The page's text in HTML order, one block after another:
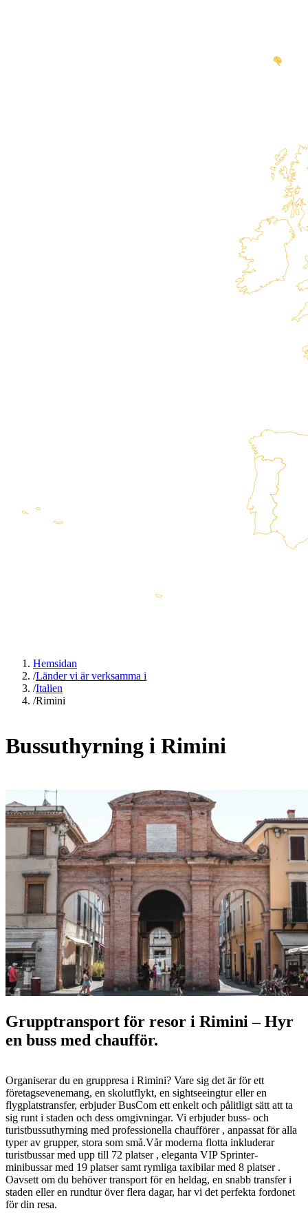
Hemsidan
/Länder vi är verksamma i
/Italien
/Rimini
Bussuthyrning i Rimini
Grupptransport för resor i Rimini – Hyr
en buss med chaufför.
Organiserar du en gruppresa i Rimini? Vare sig det är för ett
företagsevenemang, en skolutflykt, en sightseeingtur eller en
flygplatstransfer, erbjuder BusCom ett enkelt och pålitligt sätt att ta
sig runt i staden och dess omgivningar. Vi erbjuder buss- och
turistbussuthyrning med professionella chaufförer , anpassat för alla
typer av grupper, stora som små.Vår moderna flotta inkluderar
turistbussar med upp till 72 platser , eleganta VIP Sprinter-
minibussar med 19 platser samt rymliga taxibilar med 8 platser .
Oavsett om du behöver transport för en heldag, en snabb transfer i
staden eller en rundtur över flera dagar, har vi det perfekta fordonet
för din resa.